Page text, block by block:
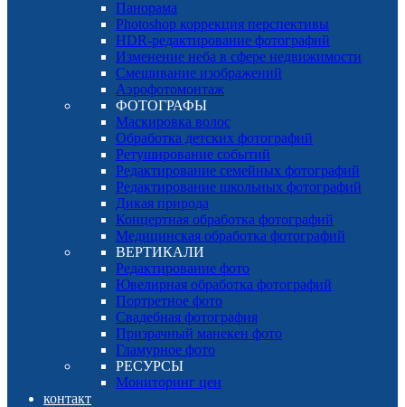
Панорама
Photoshop коррекция перспективы
HDR-редактирование фотографий
Изменение неба в сфере недвижимости
Смешивание изображений
Аэрофотомонтаж
ФОТОГРАФЫ
Маскировка волос
Обработка детских фотографий
Ретуширование событий
Редактирование семейных фотографий
Редактирование школьных фотографий
Дикая природа
Концертная обработка фотографий
Медицинская обработка фотографий
ВЕРТИКАЛИ
Редактирование фото
Ювелирная обработка фотографий
Портретное фото
Свадебная фотография
Призрачный манекен фото
Гламурное фото
РЕСУРСЫ
Мониторинг цен
контакт